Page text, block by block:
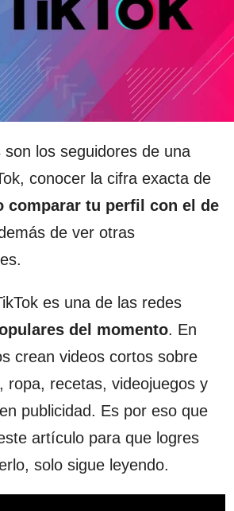
son los seguidores de una
conocer la cifra exacta de
comparar tu perfil con el de
de ver otras
es una de las redes
del momento. En
crean videos cortos sobre
ropa, recetas, videojuegos y
publicidad. Es por eso que
artículo para que logres
solo sigue leyendo.